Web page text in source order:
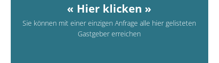
« Hier klicken »
Sie können mit einer einzigen Anfrage alle hier gelisteten
Gastgeber erreichen